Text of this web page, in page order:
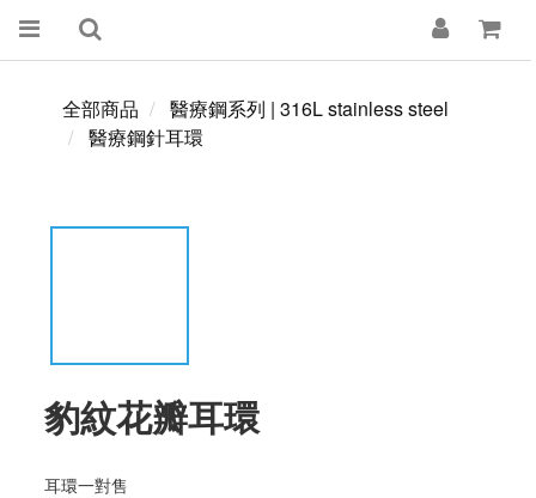
全部商品
醫療鋼系列 | 316L stainless steel
醫療鋼針耳環
豹紋花瓣耳環
耳環一對售